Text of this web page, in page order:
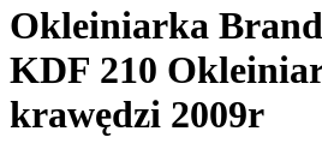
Okleiniarka
KDF 210
krawędzi 2009r